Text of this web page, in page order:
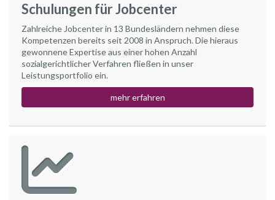
Schulungen für Jobcenter
Zahlreiche Jobcenter in 13 Bundesländern nehmen diese
Kompetenzen bereits seit 2008 in Anspruch. Die hieraus
gewonnene Expertise aus einer hohen Anzahl
sozialgerichtlicher Verfahren fließen in unser
Leistungsportfolio ein.
mehr erfahren